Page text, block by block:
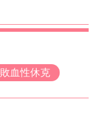
敗血性休克